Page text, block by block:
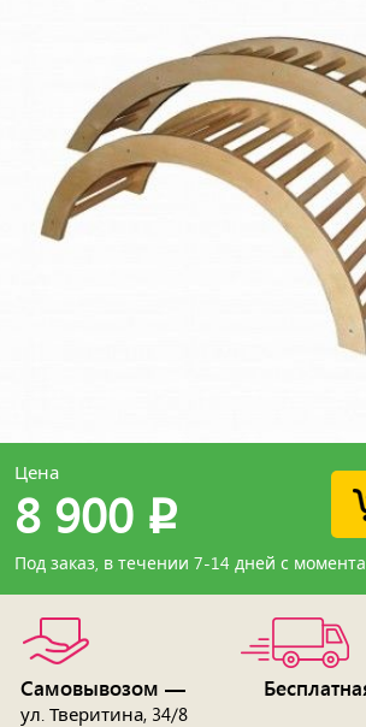
Цена
8 900 p
Под заказ, в течении 7-14 дней с
Самовывозом —
ул. Тверитина, 34/8